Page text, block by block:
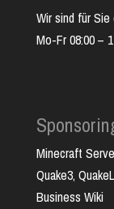
Wir sind für Sie
Mo-Fr 08:00 –
Minecraft
Quake3,
Business Wiki